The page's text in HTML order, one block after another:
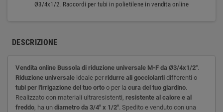
Ø3/4x1/2. Raccordi per tubi in polietilene in vendita online
DESCRIZIONE
Vendita online Bussola di riduzione universale M-F da Ø3/4x1/2".
Riduzione universale ideale per ridurre ali gocciolanti differenti o
tubi per l'irrigazione del tuo orto o per la cura del tuo giardino.
Realizzato con materiali ultraresistenti, resistente al calore e al
freddo, ha un diametro da 3/4" x 1/2". Spedito e venduto con una